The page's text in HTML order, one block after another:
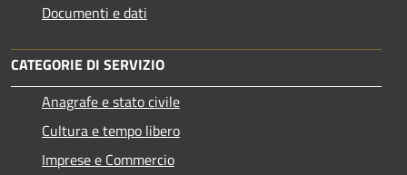
Documenti e dati
CATEGORIE DI SERVIZIO
Anagrafe e stato civile
Cultura e tempo libero
Imprese e Commercio